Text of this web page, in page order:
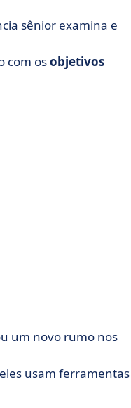
sênior examina e
com osobjetivos
um novo rumo nos
usam ferramentas